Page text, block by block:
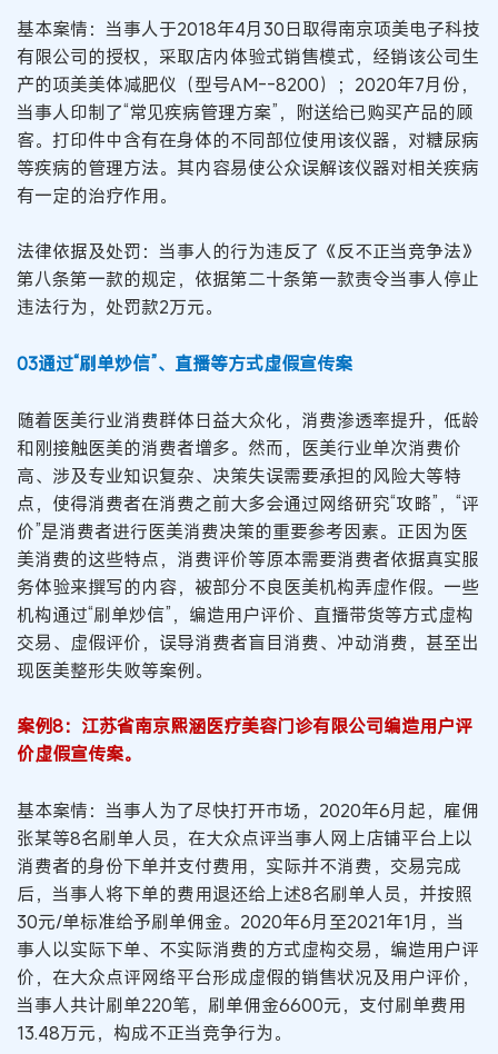
基本案情：当事人于2018年4月30日取得南京项美电子科技
有限公司的授权，采取店内体验式销售模式，经销该公司生
产的项美美体减肥仪（型号AM--8200）；2020年7月份，
当事人印制了“常见疾病管理方案”，附送给已购买产品的顾
客。打印件中含有在身体的不同部位使用该仪器，对糖尿病
等疾病的管理方法。其内容易使公众误解该仪器对相关疾病
有一定的治疗作用。
法律依据及处罚：当事人的行为违反了《反不正当竞争法》
第八条第一款的规定，依据第二十条第一款责令当事人停止
违法行为，处罚款2万元。
03通过“刷单炒信”、直播等方式虚假宣传案
随着医美行业消费群体日益大众化，消费渗透率提升，低龄
和刚接触医美的消费者增多。然而，医美行业单次消费价
高、涉及专业知识复杂、决策失误需要承担的风险大等特
点，使得消费者在消费之前大多会通过网络研究“攻略”，“评
价”是消费者进行医美消费决策的重要参考因素。正因为医
美消费的这些特点，消费评价等原本需要消费者依据真实服
务体验来撰写的内容，被部分不良医美机构弄虚作假。一些
机构通过“刷单炒信”，编造用户评价、直播带货等方式虚构
交易、虚假评价，误导消费者盲目消费、冲动消费，甚至出
现医美整形失败等案例。
案例8：江苏省南京熙涵医疗美容门诊有限公司编造用户评
价虚假宣传案。
基本案情：当事人为了尽快打开市场，2020年6月起，雇佣
张某等8名刷单人员，在大众点评当事人网上店铺平台上以
消费者的身份下单并支付费用，实际并不消费，交易完成
后，当事人将下单的费用退还给上述8名刷单人员，并按照
30元/单标准给予刷单佣金。2020年6月至2021年1月，当
事人以实际下单、不实际消费的方式虚构交易，编造用户评
价，在大众点评网络平台形成虚假的销售状况及用户评价，
当事人共计刷单220笔，刷单佣金6600元，支付刷单费用
13.48万元，构成不正当竞争行为。